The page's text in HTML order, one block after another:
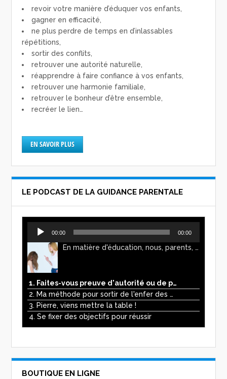
revoir votre manière d’éduquer vos enfants,
gagner en efficacité,
ne plus perdre de temps en d’inlassables
répétitions,
sortir des conflits,
retrouver une autorité naturelle,
réapprendre à faire confiance à vos enfants,
retrouver une harmonie familiale,
retrouver le bonheur d’être ensemble,
recréer le lien…
EN SAVOIR PLUS
LE PODCAST DE LA GUIDANCE PARENTALE
Lecteur
audio
00:00 00:00
En matière d'éducation, nous, parents, avons l'impression de faire preuve d'autorité. Mais n'est-ce pas, parfois, plutôt un jeu de pouvoir ? Ce podcast vous permettra d'y voir plus clair !
1. Faites-vous preuve d'autorité ou de pouvoir avec vos enfants ?
2. Ma méthode pour sortir de l'enfer des écrans
3. Pierre, viens mettre la table !
4. Se fixer des objectifs pour réussir
BOUTIQUE EN LIGNE